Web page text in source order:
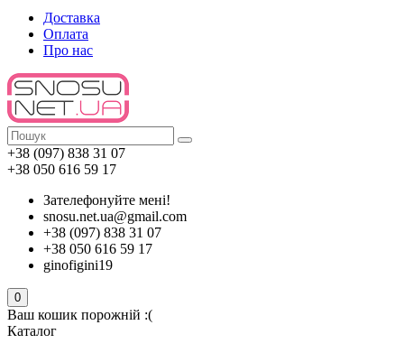
Доставка
Оплата
Про нас
+38 (097) 838 31 07
+38 050 616 59 17
Зателефонуйте мені!
snosu.net.ua@gmail.com
+38 (097) 838 31 07
+38 050 616 59 17
ginofigini19
0
Ваш кошик порожній :(
Каталог